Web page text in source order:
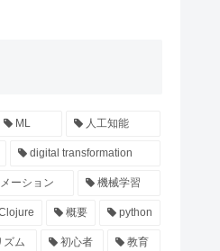
ML 人工知能
digital transformation
ーション 機械学習
概要 python
ム 初心者 教育